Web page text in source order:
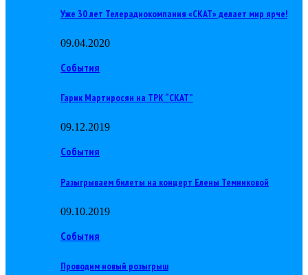
Уже 30 лет Телерадиокомпания «СКАТ» делает мир ярче!
09.04.2020
События
Гарик Мартиросян на ТРК “СКАТ”
09.12.2019
События
Разыгрываем билеты на концерт Елены Темниковой
09.10.2019
События
Проводим новый розыгрыш